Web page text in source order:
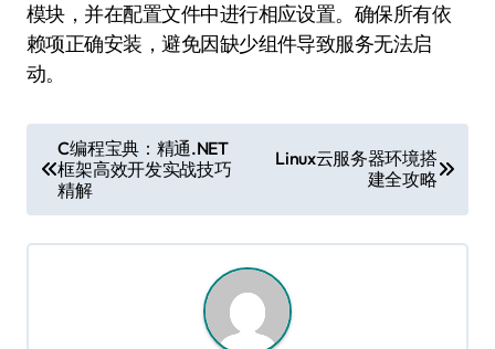
模块，并在配置文件中进行相应设置。确保所有依
赖项正确安装，避免因缺少组件导致服务无法启
动。
章
导
航
C编程宝典：精通.NET
框架高效开发实战技巧
精解
Linux云服务器环境搭
建全攻略